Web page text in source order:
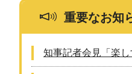
重要なお知
知事記者会見「楽